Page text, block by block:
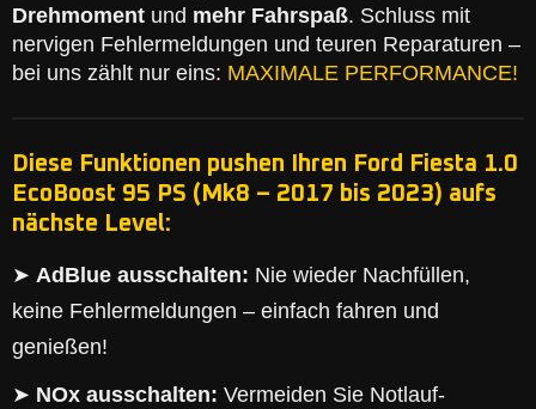
Drehmoment und mehr Fahrspaß. Schluss mit
nervigen Fehlermeldungen und teuren Reparaturen –
bei uns zählt nur eins: MAXIMALE PERFORMANCE!
Diese Funktionen pushen Ihren Ford Fiesta 1.0
EcoBoost 95 PS (Mk8 – 2017 bis 2023) aufs
nächste Level:
➤ AdBlue ausschalten: Nie wieder Nachfüllen,
keine Fehlermeldungen – einfach fahren und
genießen!
➤ NOx ausschalten: Vermeiden Sie Notlauf-